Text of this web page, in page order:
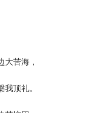
苦海，
顶礼。